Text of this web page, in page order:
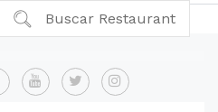
Buscar Restaurant